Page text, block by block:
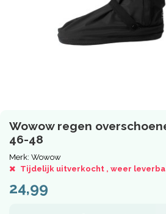
Wowow regen
46-48
Merk: Wowow
Tijdelijk uitverkocht , weer
24,99